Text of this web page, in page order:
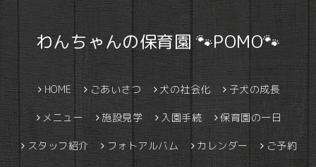
わんちゃんの保育園 🐾POMO🐾
HOME ごあいさつ 犬の社会化 子犬の成長
メニュー 施設見学 入園手続 保育園の一日
スタッフ紹介 フォトアルバム カレンダー ご予約